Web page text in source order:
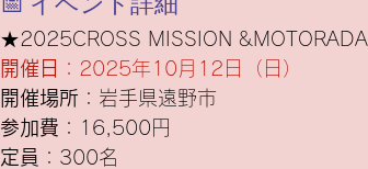
📅 イベント詳細
★2025CROSS MISSION &MOTORADA
開催日
：2025年10月12日（日）
開催場所 ：岩手県遠野市
参加費 ：16,500円
定員 ：300名